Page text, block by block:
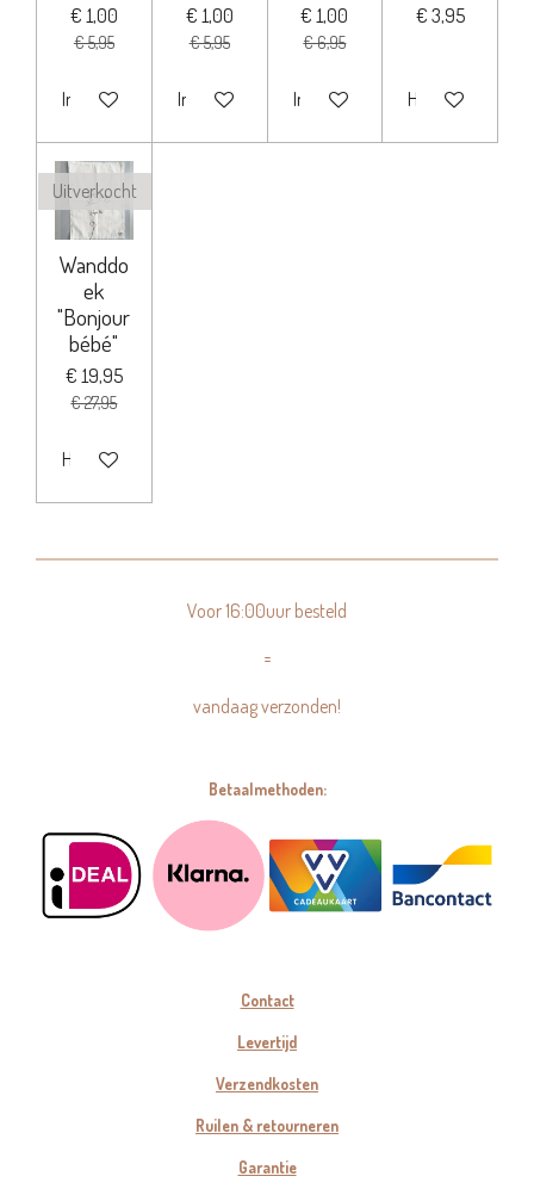
€ 1,00
€ 5,95
In winkelwagen
€ 1,00
€ 5,95
In winkelwagen
€ 1,00
€ 6,95
In winkelwagen
€ 3,95
Houd mij op de
Uitverkocht
Wanddo
ek
"Bonjour
bébé"
€ 19,95
€ 27,95
Houd mij op de hoogte
Voor 16:00uur besteld
=
vandaag verzonden!
Betaalmethoden:
Contact
Levertijd
Verzendkosten
Ruilen & retourneren
Garantie